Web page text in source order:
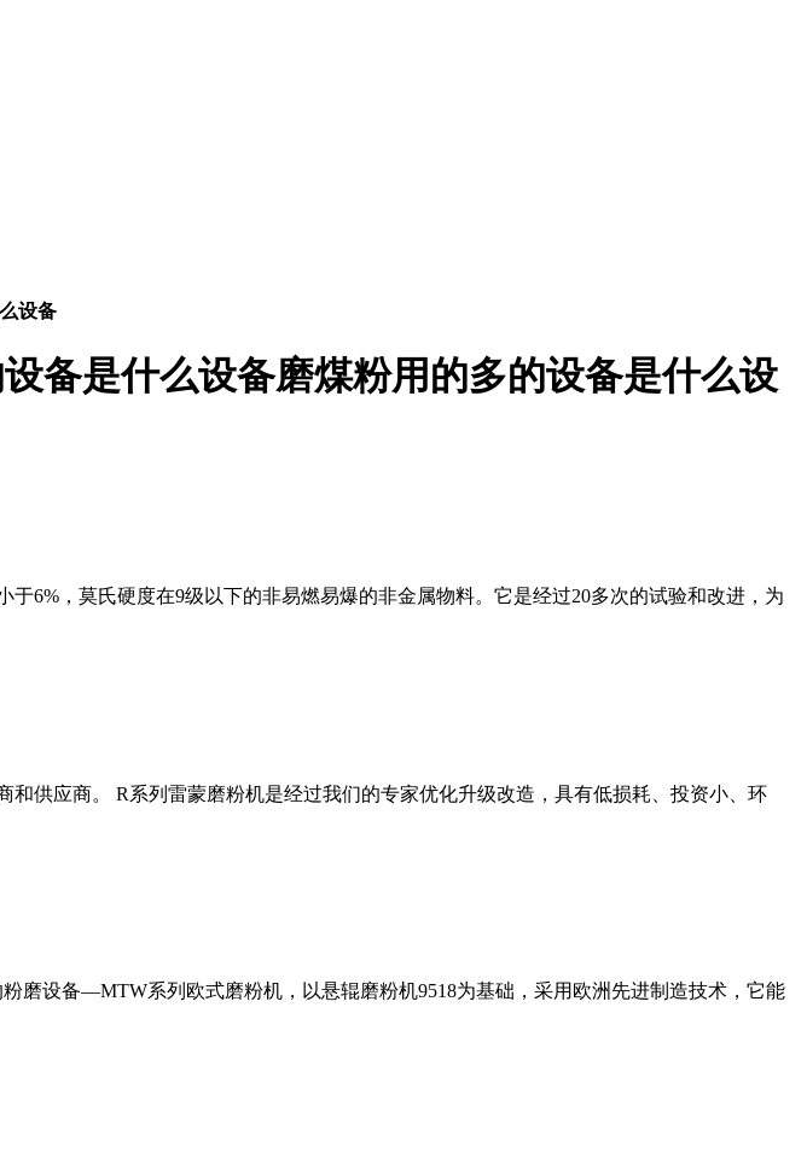
设备
备是什么设备磨煤粉用的多的设备是什么设
6%，莫氏硬度在9级以下的非易燃易爆的非金属物料。它是经过20多次的试验和改进，为
供应商。 R系列雷蒙磨粉机是经过我们的专家优化升级改造，具有低损耗、投资小、环
磨设备—MTW系列欧式磨粉机，以悬辊磨粉机9518为基础，采用欧洲先进制造技术，它能